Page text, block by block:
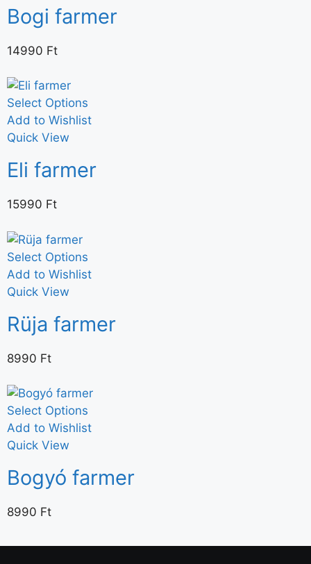
Bogi farmer
14990 Ft
Select Options
Add to Wishlist
Quick View
Eli farmer
15990 Ft
Select Options
Add to Wishlist
Quick View
Rüja farmer
8990 Ft
Select Options
Add to Wishlist
Quick View
Bogyó farmer
8990 Ft